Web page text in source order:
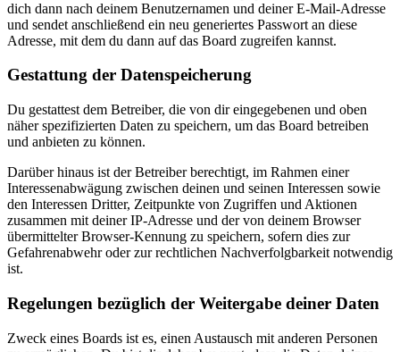
dich dann nach deinem Benutzernamen und deiner E-Mail-Adresse
und sendet anschließend ein neu generiertes Passwort an diese
Adresse, mit dem du dann auf das Board zugreifen kannst.
Gestattung der Datenspeicherung
Du gestattest dem Betreiber, die von dir eingegebenen und oben
näher spezifizierten Daten zu speichern, um das Board betreiben
und anbieten zu können.
Darüber hinaus ist der Betreiber berechtigt, im Rahmen einer
Interessenabwägung zwischen deinen und seinen Interessen sowie
den Interessen Dritter, Zeitpunkte von Zugriffen und Aktionen
zusammen mit deiner IP-Adresse und der von deinem Browser
übermittelter Browser-Kennung zu speichern, sofern dies zur
Gefahrenabwehr oder zur rechtlichen Nachverfolgbarkeit notwendig
ist.
Regelungen bezüglich der Weitergabe deiner Daten
Zweck eines Boards ist es, einen Austausch mit anderen Personen